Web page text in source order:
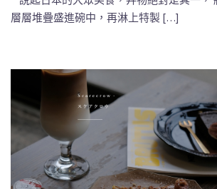
層層堆疊盛進碗中，再淋上特製 […]